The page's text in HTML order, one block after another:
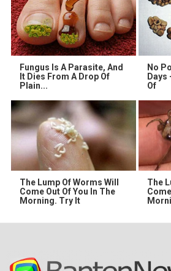
Fungus Is A Parasite, And
It Dies From A Drop Of
Plain...
No
Days
Of
The Lump Of Worms Will
Come Out Of You In The
Morning. Try It
The